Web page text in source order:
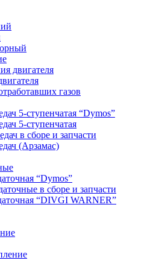
двигателя
газов
5-ступенчатая “Dymos”
5-ступенчатая
в сборе и запчасти
(Арзамас)
“Dymos”
в сборе и запчасти
“DIVGI WARNER”